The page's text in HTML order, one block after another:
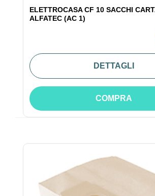
ELETTROCASA CF 10 SACCHI
ALFATEC (AC 1)
DETTAGLI
COMPRA